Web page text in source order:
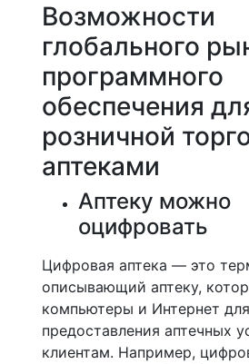
Возможности
глобального
программного
обеспечения
розничной
аптеками
Аптеку можно
оцифровать
Цифровая аптека — это
описывающий аптеку,
компьютеры и Интернет для
предоставления аптечных
клиентам. Например,